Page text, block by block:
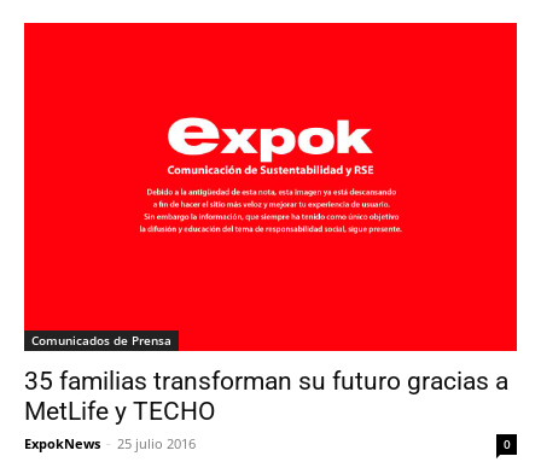
Comunicados de Prensa
35 familias transforman su futuro gracias a
MetLife y TECHO
ExpokNews - 25 julio 2016 0